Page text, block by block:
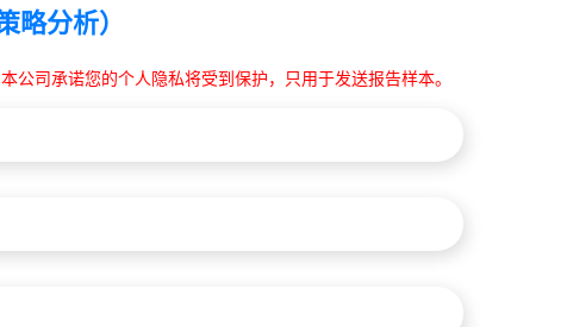
略分析）
公司承诺您的个人隐私将受到保护，只用于发送报告样本。